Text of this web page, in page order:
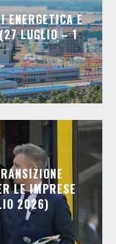
E
LUGLIO – 1
LE IMPRESE
2026)